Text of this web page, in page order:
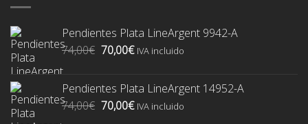
Pendientes Plata LineArgent 9942-A
74,00€ El
era:
74,00€.
70,00€El
es:
70,00€.
IVA incluido
Pendientes Plata LineArgent 14952-A
74,00€ El
70,00€ElIVA incluido